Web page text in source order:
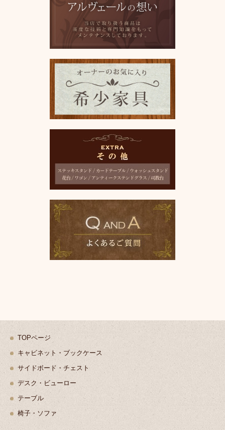
TOPページ
キャビネット・ブックケース
サイドボード・チェスト
デスク・ビューロー
テーブル
椅子・ソファ